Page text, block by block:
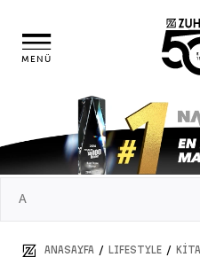
MENÜ
ANASAYFA / LIFESTYLE /